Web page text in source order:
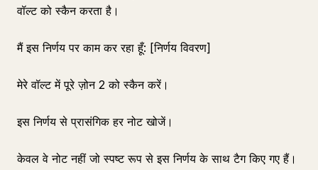
वॉल्ट को स्कैन करता है।
मैं इस निर्णय पर काम कर रहा हूँ: [निर्णय विवरण]
मेरे वॉल्ट में पूरे ज़ोन 2 को स्कैन करें।
इस निर्णय से प्रासंगिक हर नोट खोजें।
केवल वे नोट नहीं जो स्पष्ट रूप से इस निर्णय के साथ टैग किए गए हैं।